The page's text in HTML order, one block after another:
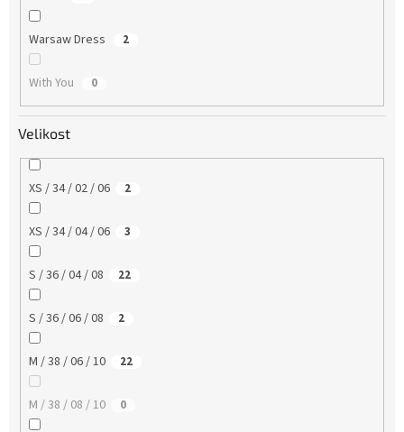
Warsaw Dress 2
With You 0
Velikost
XS / 34 / 02 / 06 2
XS / 34 / 04 / 06 3
S / 36 / 04 / 08 22
S / 36 / 06 / 08 2
M / 38 / 06 / 10 22
M / 38 / 08 / 10 0